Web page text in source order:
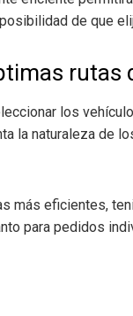
de que
rutas
los
la naturaleza de
más eficientes,
para pedidos